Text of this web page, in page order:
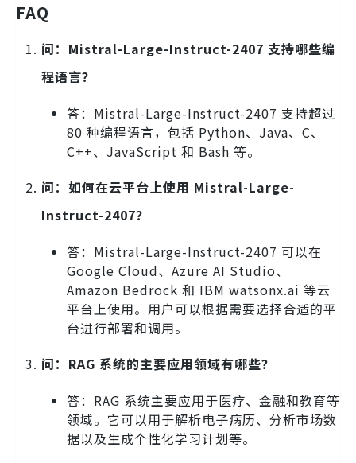
FAQ
问：Mistral-Large-Instruct-2407 支持哪些编
程语言？
答：Mistral-Large-Instruct-2407 支持超过
80 种编程语言，包括 Python、Java、C、
C++、JavaScript 和 Bash 等。
问：如何在云平台上使用 Mistral-Large-
Instruct-2407？
答：Mistral-Large-Instruct-2407 可以在
Google Cloud、Azure AI Studio、
Amazon Bedrock 和 IBM watsonx.ai 等云
平台上使用。用户可以根据需要选择合适的平
台进行部署和调用。
问：RAG 系统的主要应用领域有哪些？
答：RAG 系统主要应用于医疗、金融和教育等
领域。它可以用于解析电子病历、分析市场数
据以及生成个性化学习计划等。